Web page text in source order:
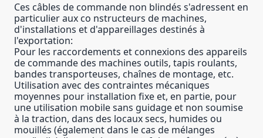
Ces câbles de commande non blindés s'adressent en
particulier aux co nstructeurs de machines,
d'installations et d'appareillages destinés à
l'exportation:
Pour les raccordements et connexions des appareils
de commande des machines outils, tapis roulants,
bandes transporteuses, chaînes de montage, etc.
Utilisation avec des contraintes mécaniques
moyennes pour installation fixe et, en partie, pour
une utilisation mobile sans guidage et non soumise
à la traction, dans des locaux secs, humides ou
mouillés (également dans le cas de mélanges